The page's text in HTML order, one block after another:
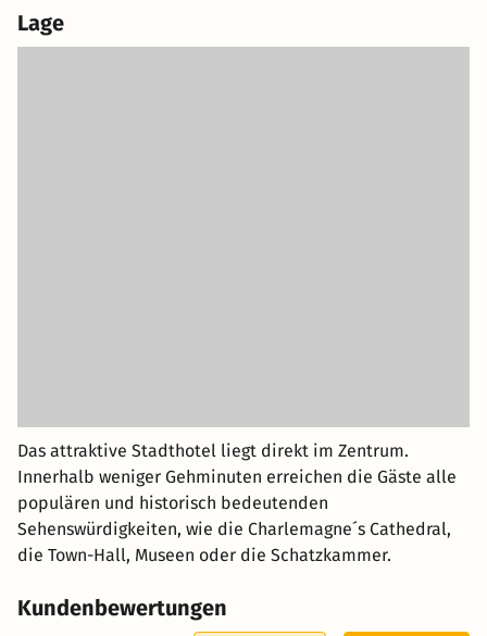
Lage
Das attraktive Stadthotel liegt direkt im Zentrum.
Innerhalb weniger Gehminuten erreichen die Gäste alle
populären und historisch bedeutenden
Sehenswürdigkeiten, wie die Charlemagne´s Cathedral,
die Town-Hall, Museen oder die Schatzkammer.
Kundenbewertungen